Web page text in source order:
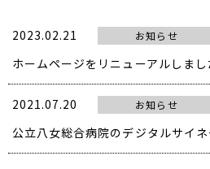
2023.02.21 お知らせ
ホームページをリニューアルしまし
2021.07.20 お知らせ
公立八女総合病院のデジタルサイ